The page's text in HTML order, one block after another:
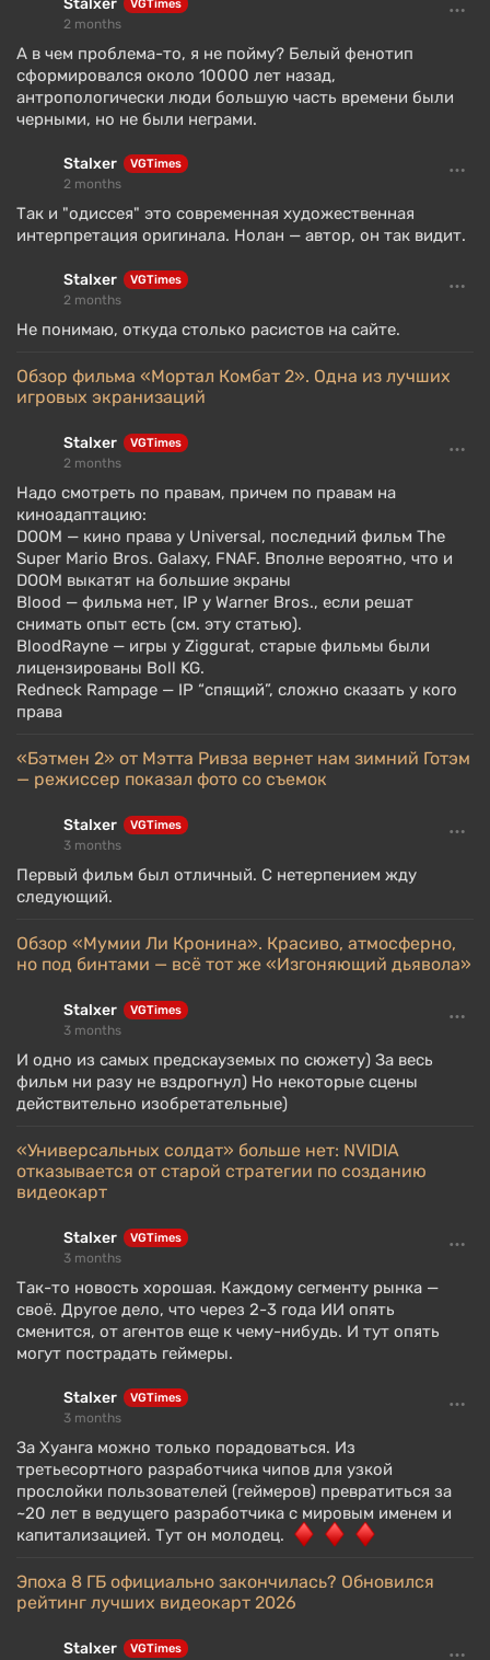
Stalxer VGTimes
2 months
А в чем проблема-то, я не пойму? Белый фенотип
сформировался около 10000 лет назад,
антропологически люди большую часть времени были
черными, но не были неграми.
Stalxer VGTimes
2 months
Так и "одиссея" это современная художественная
интерпретация оригинала. Нолан — автор, он так видит.
Stalxer VGTimes
2 months
Не понимаю, откуда столько расистов на сайте.
Обзор фильма «Мортал Комбат 2». Одна из лучших
игровых экранизаций
Stalxer VGTimes
2 months
Надо смотреть по правам, причем по правам на
киноадаптацию:
DOOM — кино права у Universal, последний фильм The
Super Mario Bros. Galaxy, FNAF. Вполне вероятно, что и
DOOM выкатят на большие экраны
Blood — фильма нет, IP у Warner Bros., если решат
снимать опыт есть (см. эту статью).
BloodRayne — игры у Ziggurat, старые фильмы были
лицензированы Boll KG.
Redneck Rampage — IP “спящий”, сложно сказать у кого
права
«Бэтмен 2» от Мэтта Ривза вернет нам зимний Готэм
— режиссер показал фото со съемок
Stalxer VGTimes
3 months
Первый фильм был отличный. С нетерпением жду
следующий.
Обзор «Мумии Ли Кронина». Красиво, атмосферно,
но под бинтами — всё тот же «Изгоняющий дьявола»
Stalxer VGTimes
3 months
И одно из самых предскауземых по сюжету) За весь
фильм ни разу не вздрогнул) Но некоторые сцены
действительно изобретательные)
«Универсальных солдат» больше нет: NVIDIA
отказывается от старой стратегии по созданию
видеокарт
Stalxer VGTimes
3 months
Так-то новость хорошая. Каждому сегменту рынка —
своё. Другое дело, что через 2-3 года ИИ опять
сменится, от агентов еще к чему-нибудь. И тут опять
могут пострадать геймеры.
Stalxer VGTimes
3 months
За Хуанга можно только порадоваться. Из
третьесортного разработчика чипов для узкой
прослойки пользователей (геймеров) превратиться за
~20 лет в ведущего разработчика с мировым именем и
капитализацией. Тут он молодец.
Эпоха 8 ГБ официально закончилась? Обновился
рейтинг лучших видеокарт 2026
Stalxer VGTimes